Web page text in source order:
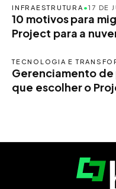
INFRAESTRUTURA •17 DE
10 motivos para
Project para a
TECNOLOGIA E
Gerenciamento
que escolher o